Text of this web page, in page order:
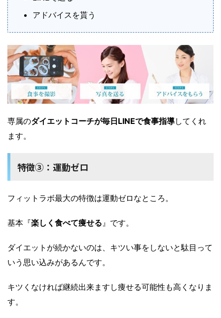
アドバイスを貰う
専属のダイエットコーチが毎日LINEで食事指導してくれ
ます。
特徴③：運動ゼロ
フィットラボ最大の特徴は運動ゼロなところ。
基本『楽しく食べて痩せる』です。
ダイエットが続かないのは、キツい事をしないと駄目って
いう思い込みがあるんです。
キツくなければ継続出来ますし痩せる可能性も高くなりま
す。